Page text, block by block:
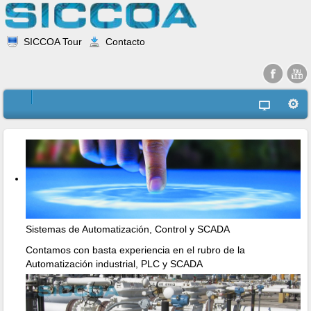
SICCOA Tour Contacto
Sistemas de Automatización, Control y SCADA
Contamos con basta experiencia en el rubro de la
Automatización industrial, PLC y SCADA